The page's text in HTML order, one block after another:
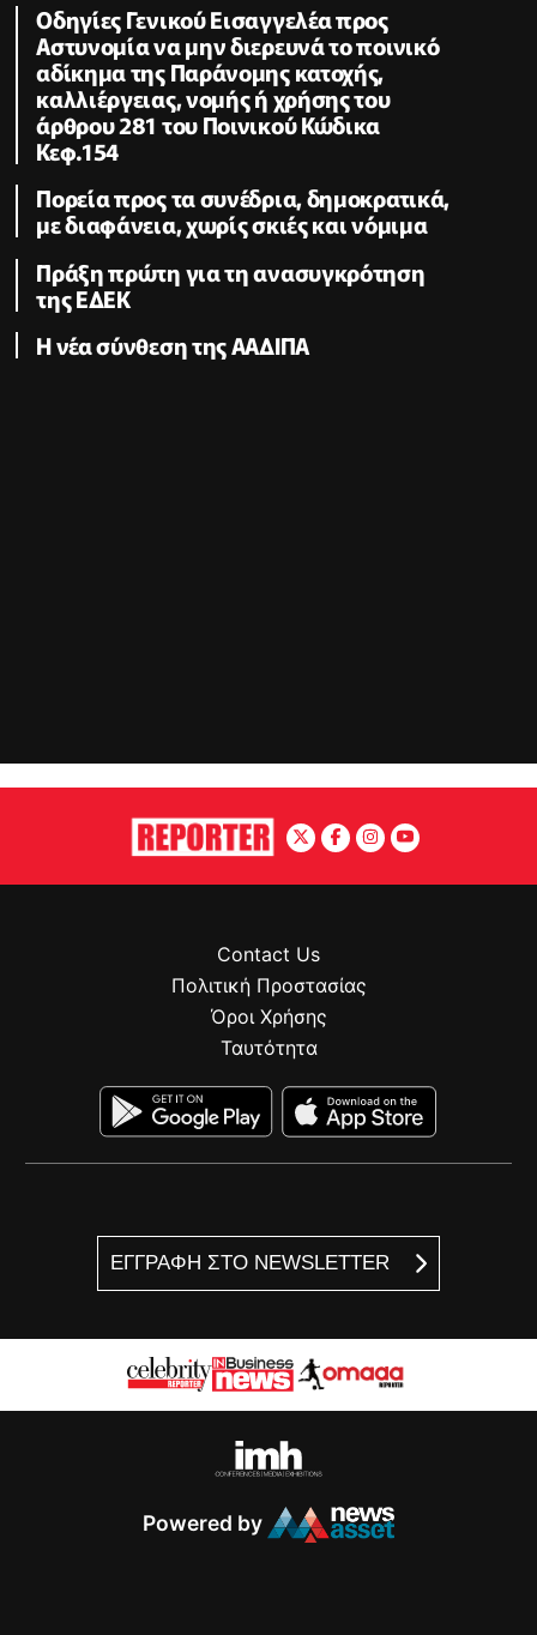
Οδηγίες Γενικού Εισαγγελέα προς
Αστυνομία να μην διερευνά το ποινικό
αδίκημα της Παράνομης κατοχής,
καλλιέργειας, νομής ή χρήσης του
άρθρου 281 του Ποινικού Κώδικα
Κεφ.154
Πορεία προς τα συνέδρια, δημοκρατικά,
με διαφάνεια, χωρίς σκιές και νόμιμα
Πράξη πρώτη για τη ανασυγκρότηση
της ΕΔΕΚ
Η νέα σύνθεση της ΑΑΔΙΠΑ
ΕΓΓΡΑΦΗ ΣΤΟ NEWSLETTER
Contact Us
Πολιτική Προστασίας
Όροι Χρήσης
Ταυτότητα
Powered by